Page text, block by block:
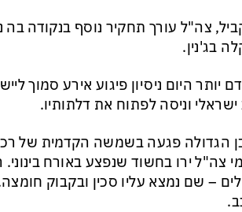
צה"ל עורך תחקיר נוסף בנקודה בה
בג'נין.
יותר היום ניסיון פיגוע אירע סמוך
ישראלי וניסה לפתוח את דלתותיו.
הגדולה פגעה בשמשה הקדמית של
צה"ל ירו בחשוד שנפצע באורח
– שם נמצא עליו סכין ובקבוק